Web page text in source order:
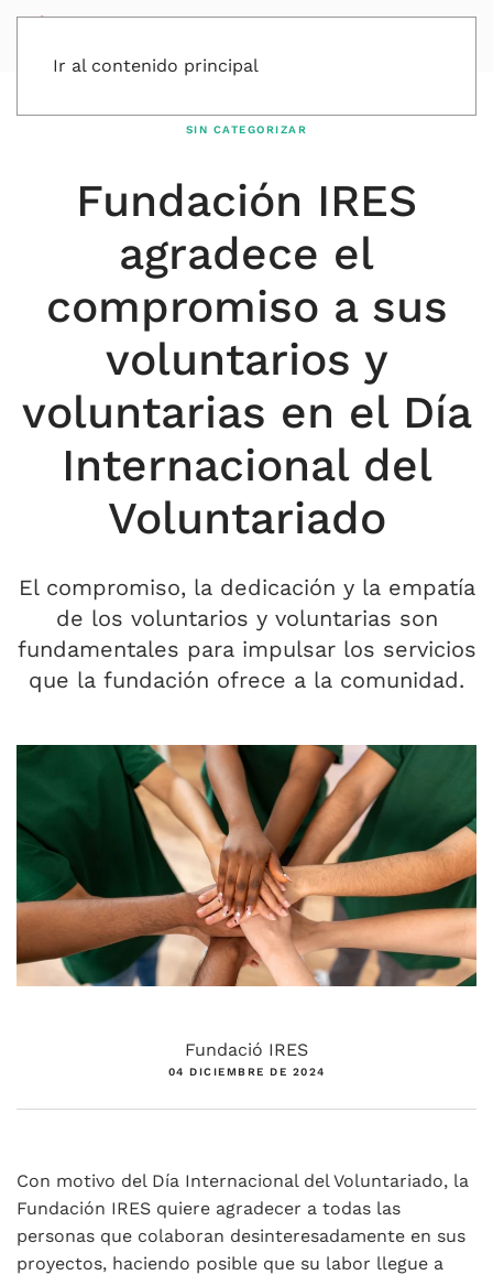
Ir al contenido principal
SIN CATEGORIZAR
Fundación IRES
agradece el
compromiso a sus
voluntarios y
voluntarias en el Día
Internacional del
Voluntariado
El compromiso, la dedicación y la empatía
de los voluntarios y voluntarias son
fundamentales para impulsar los servicios
que la fundación ofrece a la comunidad.
Fundació IRES
04 DICIEMBRE DE 2024
Con motivo del Día Internacional del Voluntariado, la
Fundación IRES quiere agradecer a todas las
personas que colaboran desinteresadamente en sus
proyectos, haciendo posible que su labor llegue a